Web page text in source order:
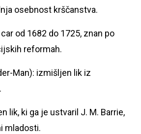
osebnost krščanstva.
od 1682 do 1725, znan po
reformah.
Man): izmišljen lik iz
lik, ki ga je ustvaril J. M. Barrie,
mladosti.